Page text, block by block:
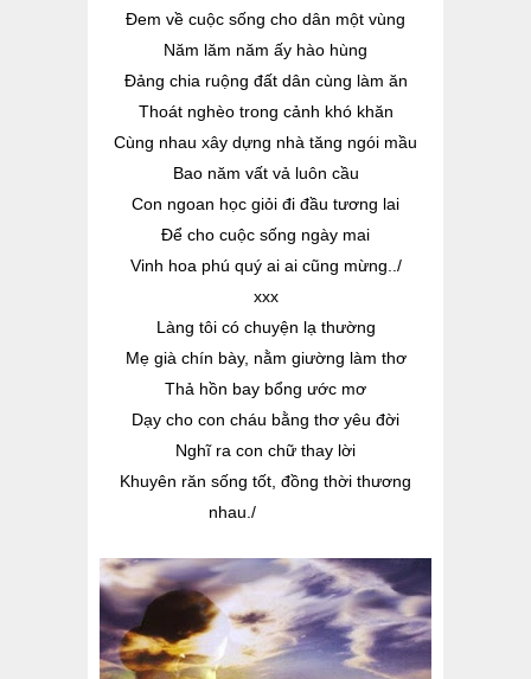
Đem về cuộc sống cho dân một vùng
Năm lăm năm ấy hào hùng
Đảng chia ruộng đất dân cùng làm ăn
Thoát nghèo trong cảnh khó khăn
Cùng nhau xây dựng nhà tăng ngói mầu
Bao năm vất vả luôn cầu
Con ngoan học giỏi đi đầu tương lai
Để cho cuộc sống ngày mai
Vinh hoa phú quý ai ai cũng mừng../
xxx
Làng tôi có chuyện lạ thường
Mẹ già chín bày, nằm giường làm thơ
Thả hồn bay bổng ước mơ
Dạy cho con cháu bằng thơ yêu đời
Nghĩ ra con chữ thay lời
Khuyên răn sống tốt, đồng thời thương
nhau./